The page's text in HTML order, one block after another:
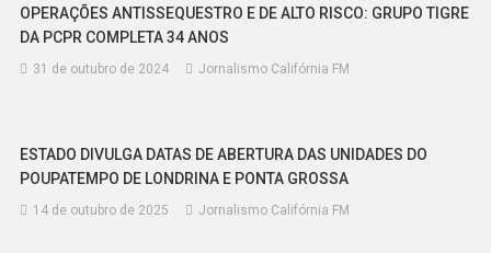
OPERAÇÕES ANTISSEQUESTRO E DE ALTO RISCO: GRUPO TIGRE
DA PCPR COMPLETA 34 ANOS
31 de outubro de 2024 Jornalismo Califórnia FM
ESTADO DIVULGA DATAS DE ABERTURA DAS UNIDADES DO
POUPATEMPO DE LONDRINA E PONTA GROSSA
14 de outubro de 2025 Jornalismo Califórnia FM